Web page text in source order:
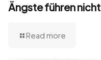
Ängste führen nicht
Read more